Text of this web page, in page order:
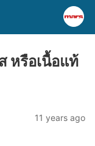
หรือเนื้อแท้
11 years ago